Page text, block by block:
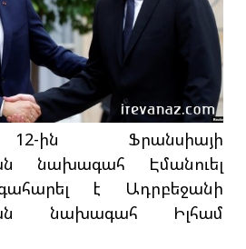
12-ին Ֆրանսիայի
նախագահ Էմանուել
է Ադրբեջանի
նախագահ Իլհամ